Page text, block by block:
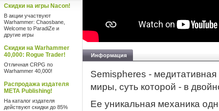
Скидки на игры Nacon!
В акции участвуют
Warhammer: Chaosbane,
Welcome to ParadiZe и
другие игры
Скидки на Warhammer
40,000: Rogue Trader!
Отличная CRPG по
Warhammer 40,000!
Распродажа издателя
META Publishing!
На каталог издателя
действуют скидки до 85%
Информация
Semispheres -
миры, суть которой - в
Ее уникальная механика